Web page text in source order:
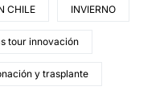
CHILE INVIERNO
tour innovación
y trasplante